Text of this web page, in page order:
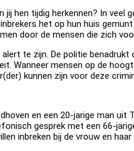
jij hen tijdig herkennen? In
het op hun huis
door de mensen die zich
te zijn. De politie
Wanneer mensen op de
kunnen zijn voor deze
en een 20-jarige man
gesprek met een 66-
inbreken bij de vrouw en